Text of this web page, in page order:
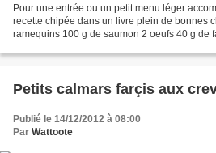
Pour une entrée ou un petit menu léger
recette chipée dans un livre plein de bonnes
ramequins 100 g de saumon 2 oeufs 40 g de
Petits calmars farçis aux
Publié le 14/12/2012 à 08:00
Par Wattoote